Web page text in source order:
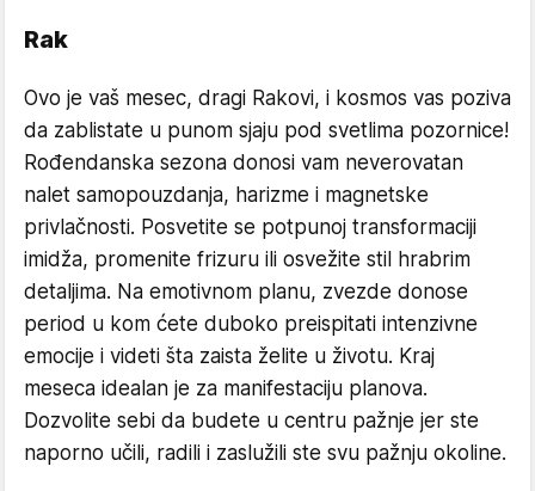
Rak
Ovo je vaš mesec, dragi Rakovi, i kosmos vas poziva
da zablistate u punom sjaju pod svetlima pozornice!
Rođendanska sezona donosi vam neverovatan
nalet samopouzdanja, harizme i magnetske
privlačnosti. Posvetite se potpunoj transformaciji
imidža, promenite frizuru ili osvežite stil hrabrim
detaljima. Na emotivnom planu, zvezde donose
period u kom ćete duboko preispitati intenzivne
emocije i videti šta zaista želite u životu. Kraj
meseca idealan je za manifestaciju planova.
Dozvolite sebi da budete u centru pažnje jer ste
naporno učili, radili i zaslužili ste svu pažnju okoline.